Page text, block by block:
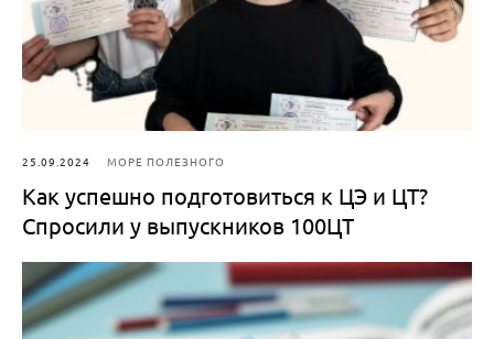
25.09.2024 МОРЕ ПОЛЕЗНОГО
Как успешно подготовиться к ЦЭ и ЦТ?
Спросили у выпускников 100ЦТ